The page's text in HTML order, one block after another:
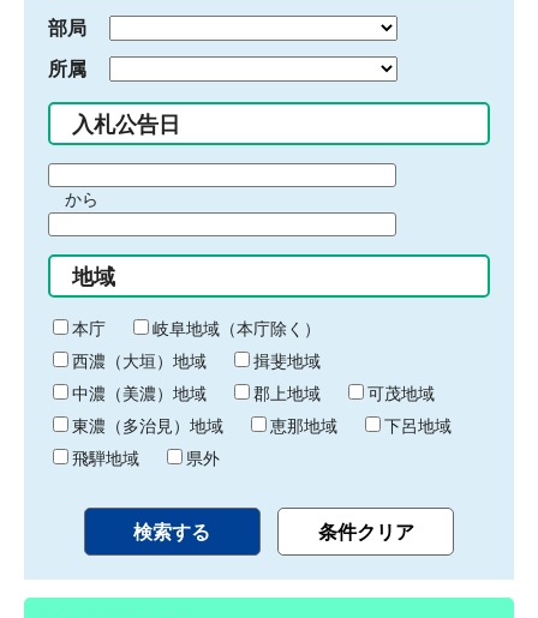
部局
所属
入札公告日
間
始
り
から
間
終
わ
り
地域
本庁
岐阜地域（本庁除く）
西濃（大垣）地域
揖斐地域
中濃（美濃）地域
郡上地域
可茂地域
東濃（多治見）地域
恵那地域
下呂地域
飛騨地域
県外